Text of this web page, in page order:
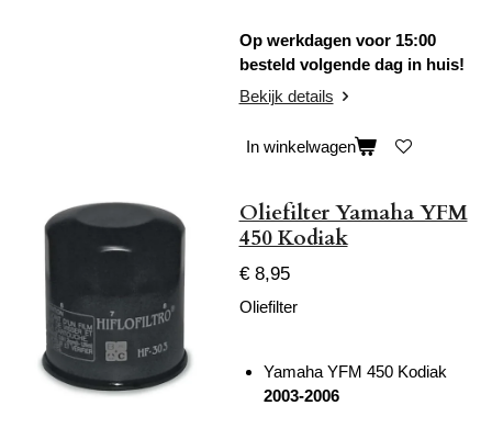
Op werkdagen voor 15:00
besteld volgende dag in huis!
Bekijk details
In winkelwagen
Oliefilter Yamaha YFM
450 Kodiak
€ 8,95
Oliefilter
Yamaha YFM 450 Kodiak
2003-2006